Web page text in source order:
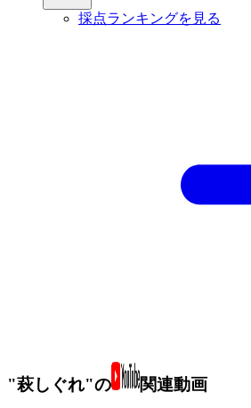
採点ランキングを見る
"萩しぐれ"の 関連動画